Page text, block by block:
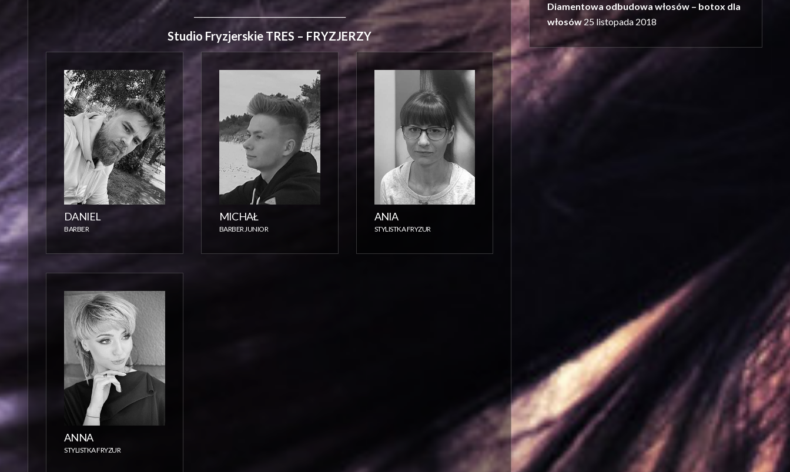
___________________________________________
Studio Fryzjerskie TRES – FRYZJERZY
DANIEL
BARBER
MICHAŁ
BARBER JUNIOR
ANIA
STYLISTKA FRYZUR
ANNA
STYLISTKA FRYZUR
Diamentowa odbudowa włosów – botox dla
włosów 25 listopada 2018